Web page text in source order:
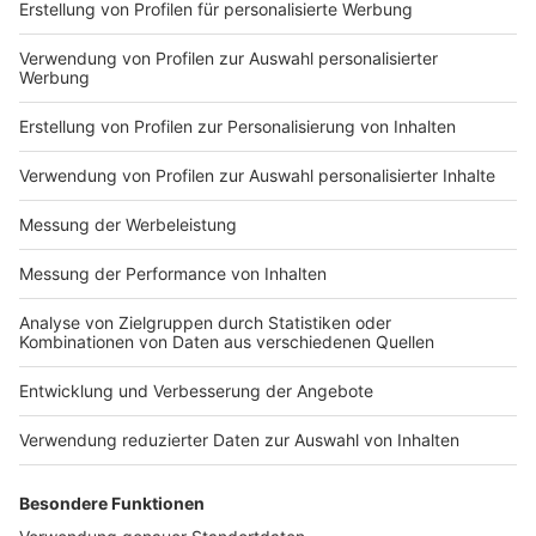
Impressum
Nutzungsbedingungen
Jobs
Presse
Werben
Archiv
Kontakt
Studio-Hotline
Verkehrs-Hotline
Newsletter